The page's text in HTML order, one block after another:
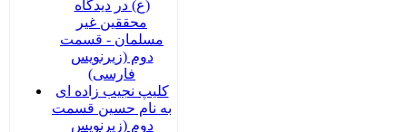
(ع) در دیدگاه
محققین غیر
مسلمان - قسمت
دوم (زیرنویس
فارسی)
کلیپ نجیب زاده ای
به نام حسین قسمت
دوم (زیرنویس